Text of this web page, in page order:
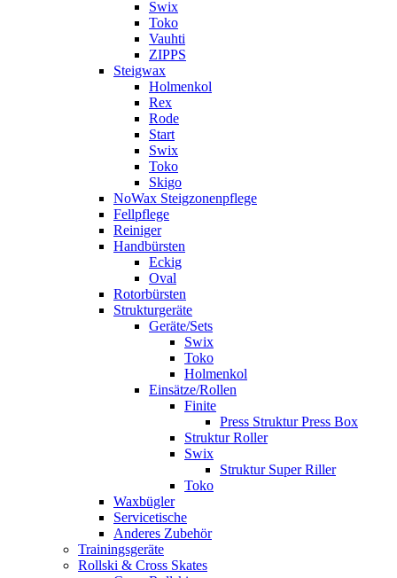
Swix
Toko
Vauhti
ZIPPS
Steigwax
Holmenkol
Rex
Rode
Start
Swix
Toko
Skigo
NoWax Steigzonenpflege
Fellpflege
Reiniger
Handbürsten
Eckig
Oval
Rotorbürsten
Strukturgeräte
Geräte/Sets
Swix
Toko
Holmenkol
Einsätze/Rollen
Finite
Press Struktur Press Box
Struktur Roller
Swix
Struktur Super Riller
Toko
Waxbügler
Servicetische
Anderes Zubehör
Trainingsgeräte
Rollski & Cross Skates